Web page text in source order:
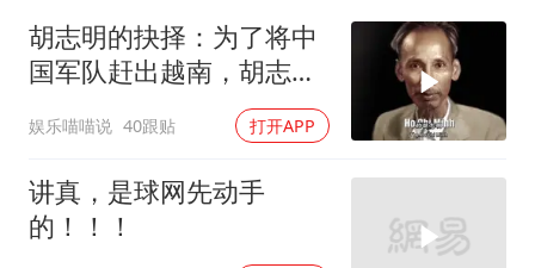
上海大部迎大暴雨
《龙餐馆》 冲奖
蒯曼挺进WTT横滨冠军赛女单四强
胡志明的抉择：为了将中
国军队赶出越南，胡志明
娱乐喵喵说 40跟贴 打开APP
讲真，是球网先动手
的！！！